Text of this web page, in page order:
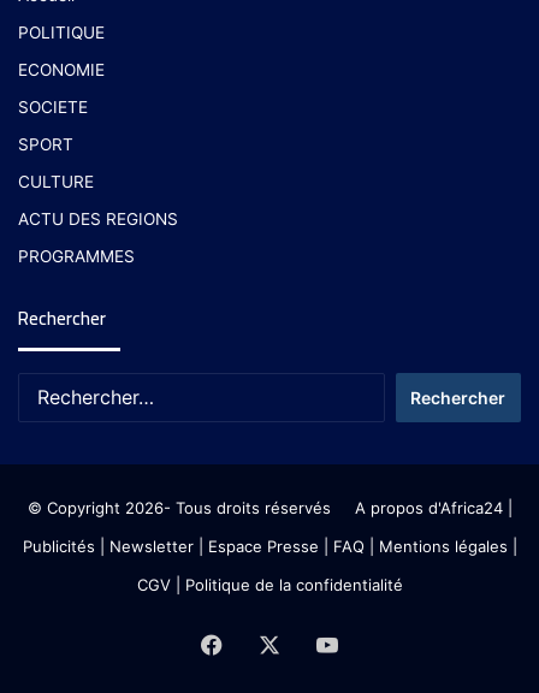
POLITIQUE
ECONOMIE
SOCIETE
SPORT
CULTURE
ACTU DES REGIONS
PROGRAMMES
Rechercher
© Copyright 2026- Tous droits réservés A propos d'Africa24|
Publicités
Newsletter| Espace Presse | FAQ | Mentions légales
CGV| Politique de la confidentialité